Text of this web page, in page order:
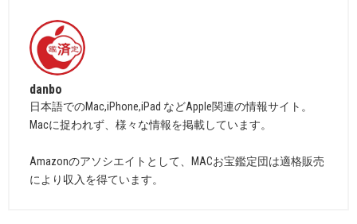
danbo
日本語でのMac,iPhone,iPad などApple関連の情報サイト。
Macに捉われず、様々な情報を掲載しています。
Amazonのアソシエイトとして、MACお宝鑑定団は適格販売
により収入を得ています。